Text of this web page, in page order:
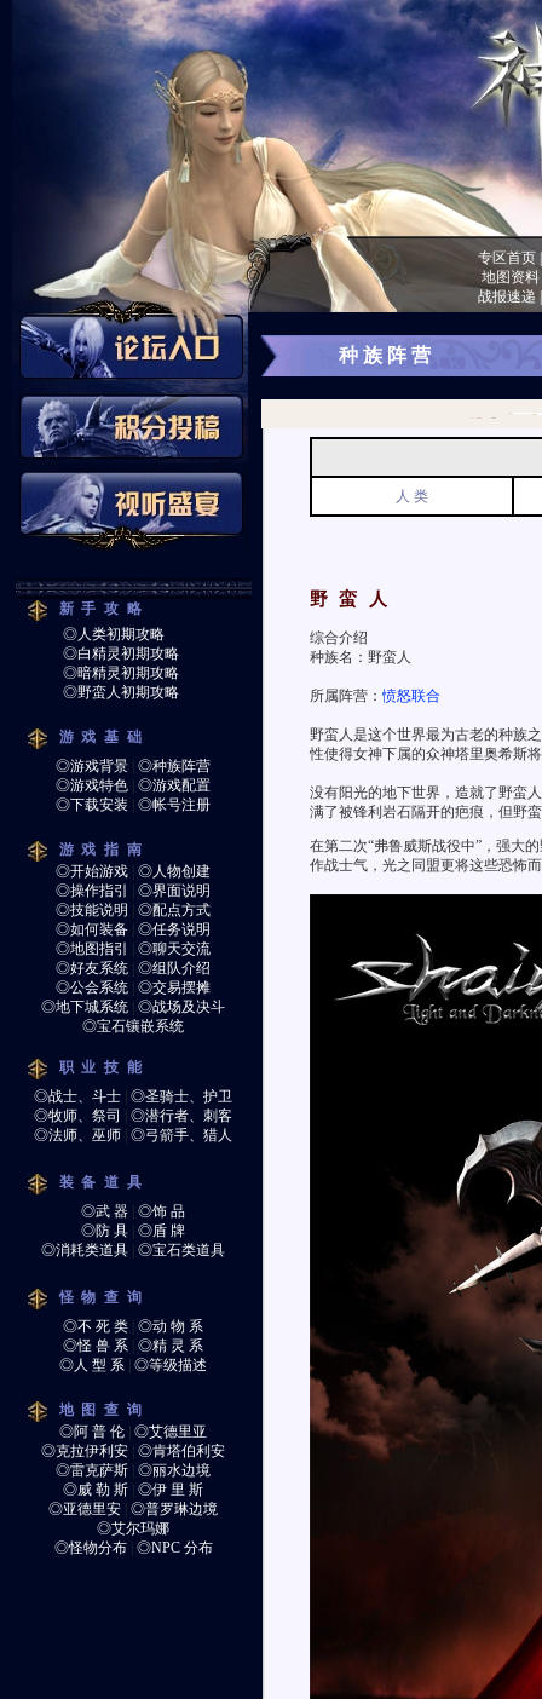
专区首页
地图资料
战报速递
新手攻略
◎人类初期攻略
◎白精灵初期攻略
◎暗精灵初期攻略
◎野蛮人初期攻略
游戏基础
◎游戏背景 |◎种族阵营
◎游戏特色 |◎游戏配置
◎下载安装
|◎帐号注册
游戏指南
◎开始游戏 |◎人物创建
◎操作指引
|◎界面说明
◎技能说明
|◎配点方式
◎如何装备 |◎任务说明
◎地图指引
|◎聊天交流
◎好友系统 |◎组队介绍
◎公会系统 |◎交易摆摊
◎地下城系统 |◎战场及决斗
◎宝石镶嵌系统
职业技能
◎战士、斗士 |◎圣骑士、护卫
◎牧师、祭司
|◎潜行者、刺客
◎法师、巫师 |◎弓箭手、猎人
装备道具
◎武 器 |◎饰 品
◎防 具 |◎盾 牌
◎消耗类道具 |◎宝石类道具
怪物查询
◎不 死 类 |◎动 物 系
◎怪 兽 系 |◎精 灵 系
◎人 型 系 |◎等级描述
地图查询
◎阿 普 伦 |◎艾德里亚
◎克拉伊利安 |◎肯塔伯利安
◎雷克萨斯 |◎丽水边境
◎威 勒 斯 |◎伊 里 斯
◎亚德里安 |◎普罗琳边境
◎艾尔玛娜
◎怪物分布 ◎NPC 分布
种 族 阵 营
人 类
野 蛮 人
综合介绍
种族名：野蛮人
所属阵营：愤怒联合
野蛮人是这个世界最为古老的种族
性使得女神下属的众神塔里奥希斯
没有阳光的地下世界，造就了野蛮
满了被锋利岩石隔开的疤痕，但野
在第二次“弗鲁威斯战役中”，强大
作战士气，光之同盟更将这些恐怖而